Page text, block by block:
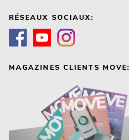
RÉSEAUX SOCIAUX:
MAGAZINES CLIENTS MOVE: